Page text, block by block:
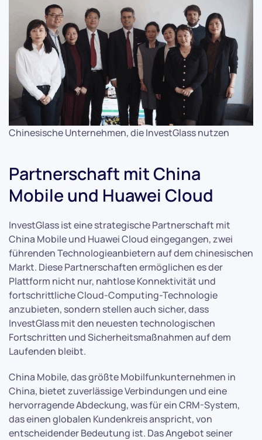
Chinesische Unternehmen, die InvestGlass nutzen
Partnerschaft mit China
Mobile und Huawei Cloud
InvestGlass ist eine strategische Partnerschaft mit
China Mobile und Huawei Cloud eingegangen, zwei
führenden Technologieanbietern auf dem chinesischen
Markt. Diese Partnerschaften ermöglichen es der
Plattform nicht nur, nahtlose Konnektivität und
fortschrittliche Cloud-Computing-Technologie
anzubieten, sondern stellen auch sicher, dass
InvestGlass mit den neuesten technologischen
Fortschritten und Sicherheitsmaßnahmen auf dem
Laufenden bleibt.
China Mobile, das größte Mobilfunkunternehmen in
China, bietet zuverlässige Verbindungen und eine
hervorragende Abdeckung, was für ein CRM-System,
das einen globalen Kundenkreis anspricht, von
entscheidender Bedeutung ist. Das Angebot seiner